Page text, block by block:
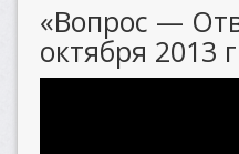
«Вопрос —
октября 2013